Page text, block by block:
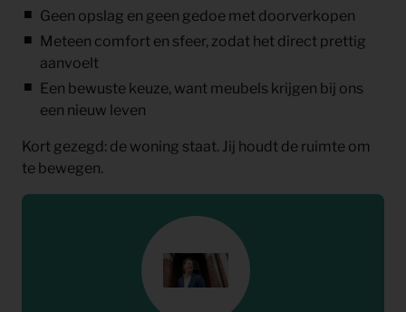
Geen opslag en geen gedoe met doorverkopen
Meteen comfort en sfeer, zodat het direct prettig
aanvoelt
Een bewuste keuze, want meubels krijgen bij ons
een nieuw leven
Kort gezegd: de woning staat. Jij houdt de ruimte om
te bewegen.